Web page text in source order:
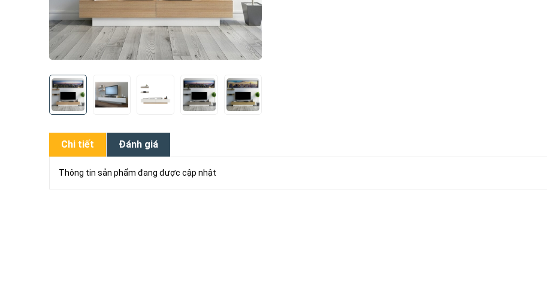
Chi tiết Đánh giá
Thông tin sản phẩm đang được cập nhật